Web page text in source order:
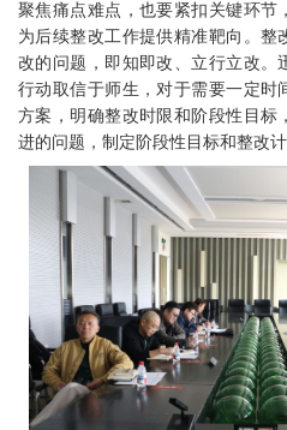
聚焦痛点难点，也要紧扣关键环节
为后续整改工作提供精准靶向。整
改的问题，即知即改、立行立改。
行动取信于师生，对于需要一定时
方案，明确整改时限和阶段性目标
进的问题，制定阶段性目标和整改